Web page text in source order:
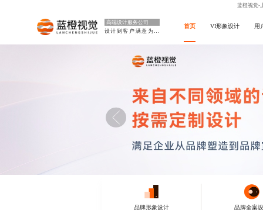
蓝橙视觉-
高端设计服务公司
设计到客户满意为止
首页 VI形象设计 用
品牌形象设计 品牌全案